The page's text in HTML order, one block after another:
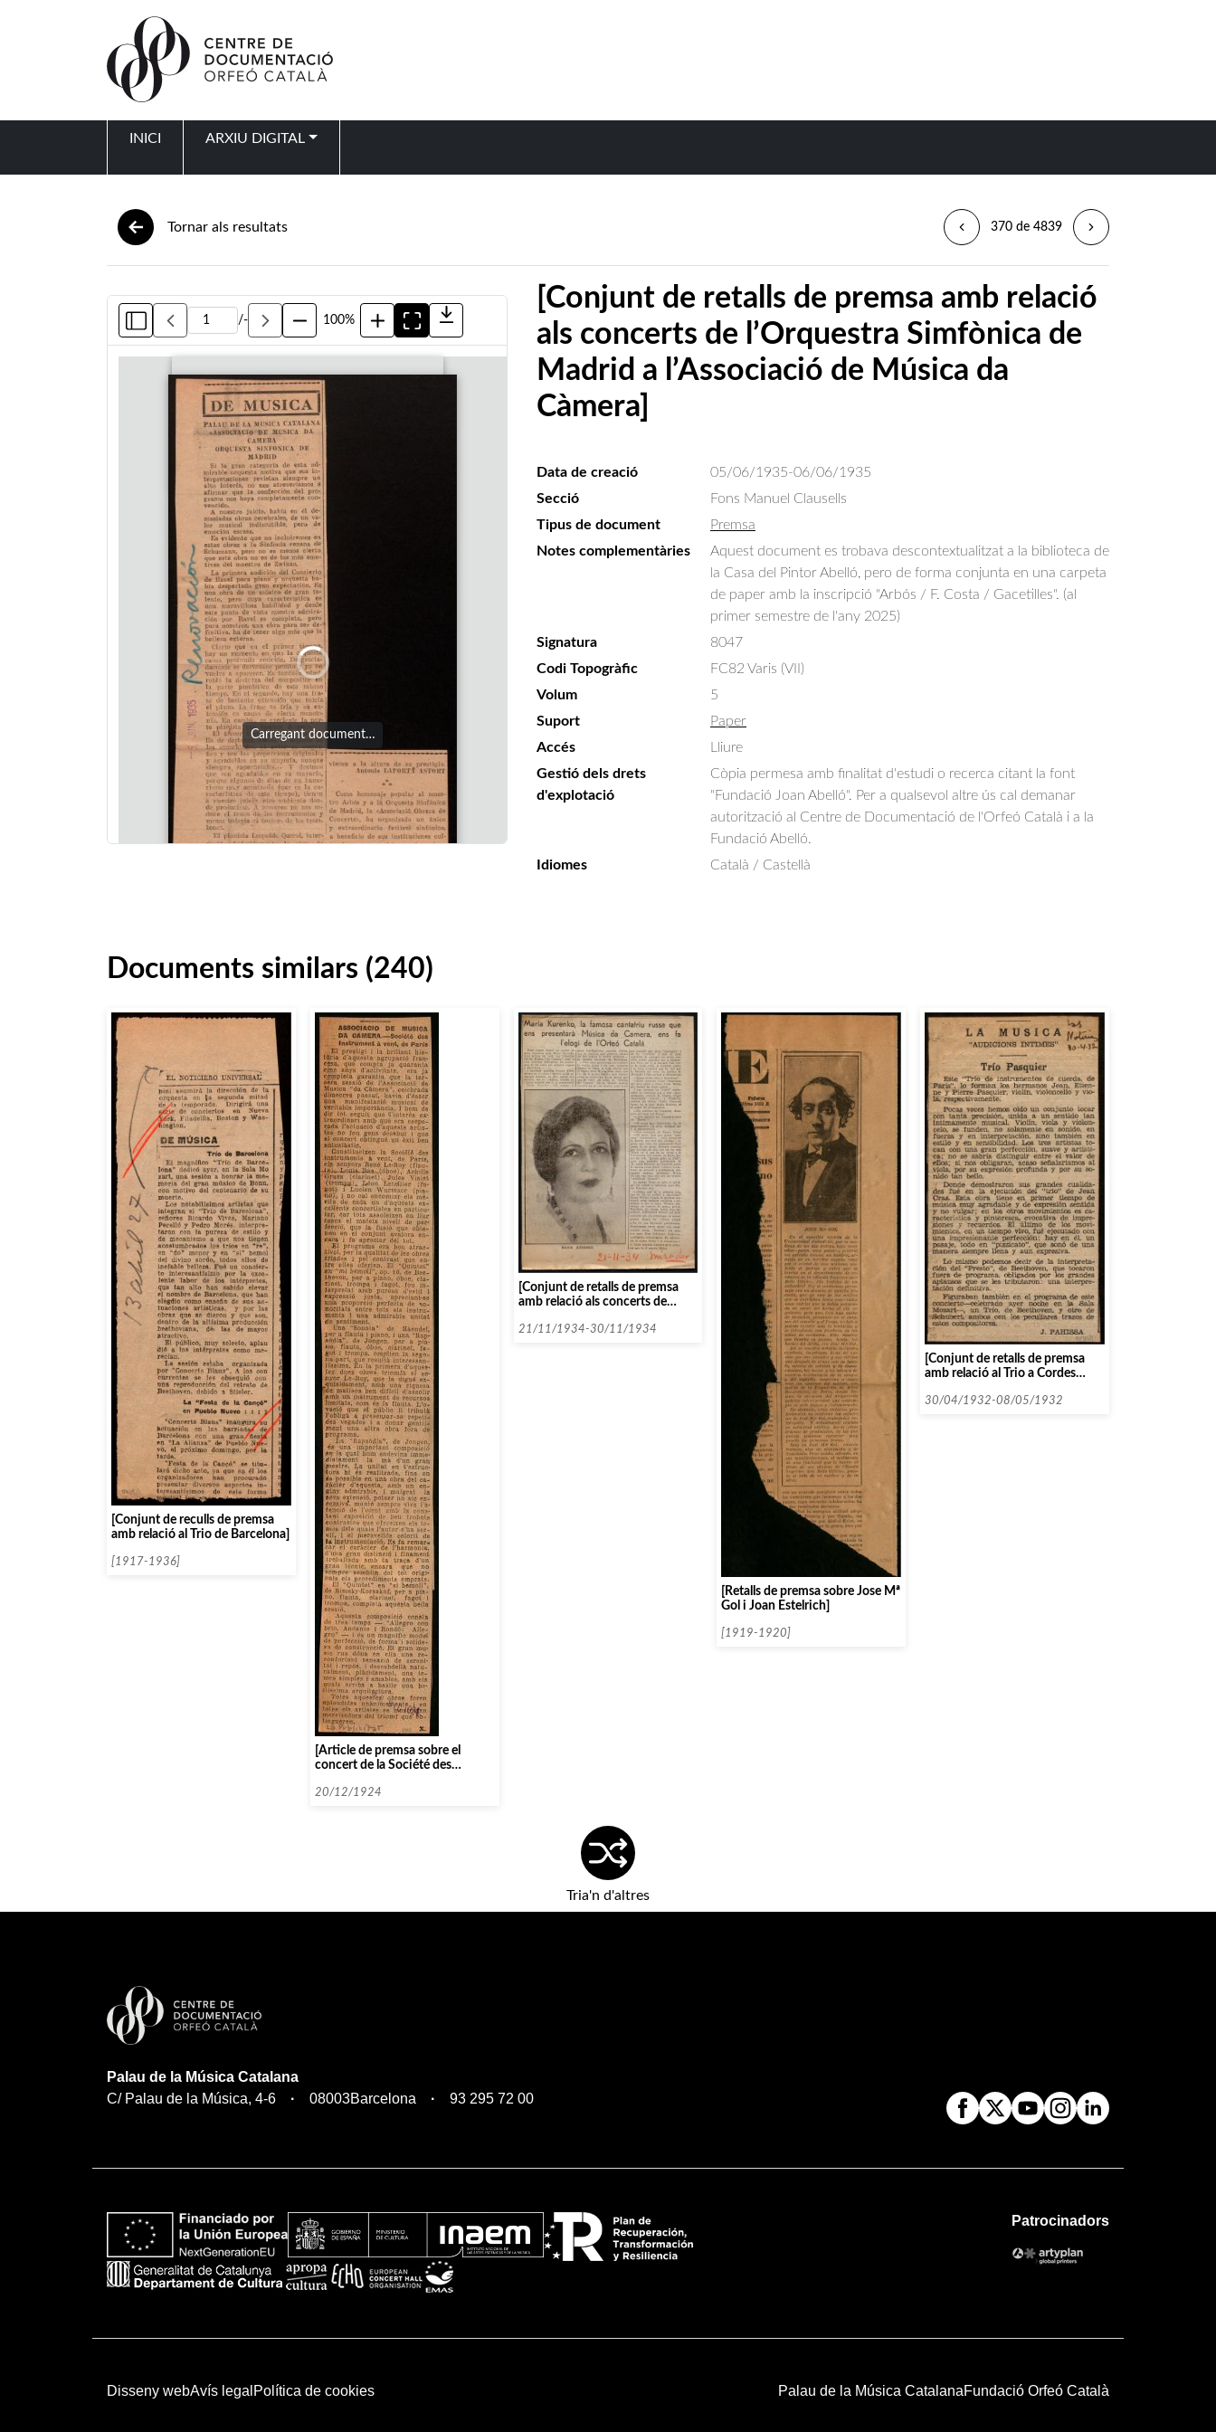
INICI ARXIU DIGITAL
Tornar als resultats 370 de 4839
/- 100%
Carregant document…
[Conjunt de retalls de premsa amb relació
als concerts de l’Orquestra Simfònica de
Madrid a l’Associació de Música da
Càmera]
Data de creació
05/06/1935-06/06/1935
Secció
Fons Manuel Clausells
Tipus de document
Premsa
Notes complementàries
Aquest document es trobava descontextualitzat a la biblioteca de
la Casa del Pintor Abelló, pero de forma conjunta en una carpeta
de paper amb la inscripció "Arbós / F. Costa / Gacetilles". (al
primer semestre de l'any 2025)
Signatura
8047
Codi Topogràfic
FC82 Varis (VII)
Volum
5
Suport
Paper
Accés
Lliure
Gestió dels drets
d'explotació
Còpia permesa amb finalitat d'estudi o recerca citant la font
"Fundació Joan Abelló". Per a qualsevol altre ús cal demanar
autorització al Centre de Documentació de l'Orfeó Català i a la
Fundació Abelló.
Idiomes
Català / Castellà
Documents similars (240)
[Conjunt de reculls de premsa
amb relació al Trio de Barcelona]
[1917-1936]
[Article de premsa sobre el
concert de la Société des
20/12/1924
[Conjunt de retalls de premsa
amb relació als concerts de
21/11/1934-30/11/1934
[Retalls de premsa sobre Jose Mª
Gol i Joan Estelrich]
[1919-1920]
[Conjunt de retalls de premsa
amb relació al Trio a Cordes
30/04/1932-08/05/1932
Tria'n d'altres
Palau de la Música Catalana
C/ Palau de la Música, 4-6
08003Barcelona 93 295 72 00
Patrocinadors
Disseny webAvís legal Política de cookies Palau de la Música CatalanaFundació Orfeó Català